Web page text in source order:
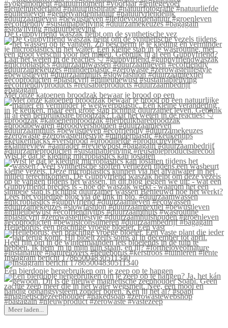
De Guppyfriend waszak helpt om de synthetische vez
Met onze katoenen broodzak bewaar je brood op een
Wist je dat je kleding microplastics kan loslaten
Helleborus: een prachtige vroege bloeier. Een vast
Instagram bericht 17865004830511340
Een bierdopje hergebruiken om je zeep op te hangen
Meer laden...